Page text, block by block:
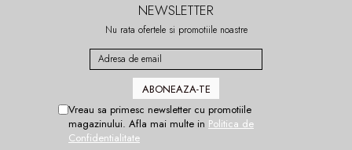
NEWSLETTER
Nu rata ofertele si promotiile noastre
Vreau sa primesc newsletter cu promotiile
magazinului. Afla mai multe in Politica de
Confidentialitate